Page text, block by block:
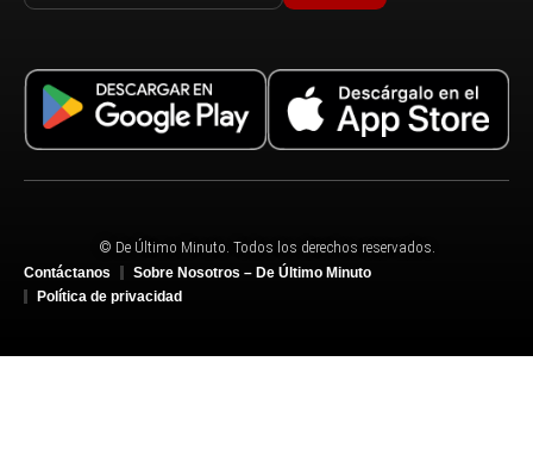
© De Último Minuto. Todos los derechos reservados.
Contáctanos
Sobre Nosotros – De Último Minuto
Política de privacidad